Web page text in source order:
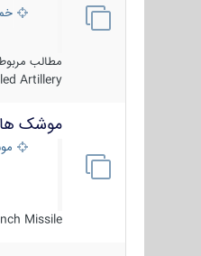
مطالب
Artillery ...
موشک
Missile